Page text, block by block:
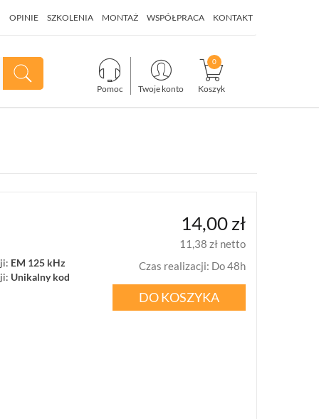
OPINIE SZKOLENIA MONTAŻ WSPÓŁPRACA KONTAKT
Pomoc Twoje konto Koszyk
EM 125 kHz
Unikalny kod
14,00 zł
11,38 zł netto
Czas realizacji: Do 48h
DO KOSZYKA